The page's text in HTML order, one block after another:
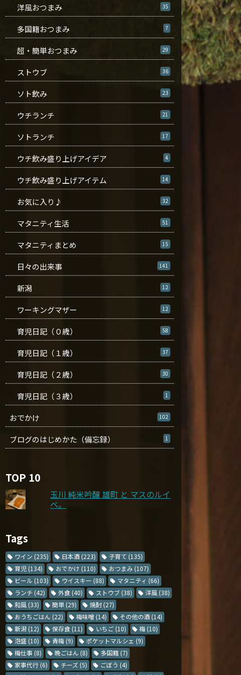
洋風おつまみ 35
多国籍おつまみ 7
超・簡単おつまみ 29
ストウブ 36
ソト飲み 23
ウチランチ 21
ソトランチ 17
ウチ飲み盛り上げアイデア 4
ウチ飲み盛り上げアイテム 14
お気に入り♪ 32
マタニティ生活 51
マタニティまとめ 15
日々の出来事 141
新潟 12
ワーキングマザー 12
育児日記（０歳） 58
育児日記（１歳） 37
育児日記（２歳） 30
育児日記（３歳） 1
おでかけ 102
ブログのはじめかた（備忘録） 1
TOP 10
玉川 純米吟醸 雄町 と マスのルイ
ベ。
Tags
ワイン (235) 日本酒 (223) 子育て (135)
育児 (134) おでかけ (110) おつまみ (107)
ビール (103) ウイスキー (88) マタニティ (66)
ランチ (42) 外食 (40) ストウブ (38) 洋風 (38)
和風 (33) 簡単 (29) 焼酎 (27)
おうちごはん (22) 梅味噌 (14) その他の酒 (14)
新潟 (12) 保存食 (11) いちご (10) 梅 (10)
泡盛 (10) 青梅 (9) ポケットマルシェ (9)
梅仕事 (8) 晩ごはん (8) 多国籍 (7)
家事代行 (6) チーズ (5) ごぼう (4)